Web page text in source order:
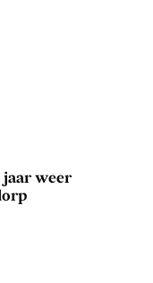
weer